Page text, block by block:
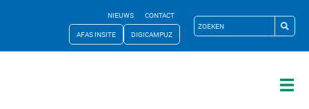
NIEUWS
CONTACT
AFAS INSITE
DIGICAMPUZ